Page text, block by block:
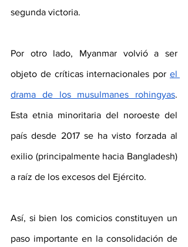
segunda victoria.
Por otro lado, Myanmar volvió a ser
objeto de críticas internacionales por el
drama de los musulmanes rohingyas.
Esta etnia minoritaria del noroeste del
país desde 2017 se ha visto forzada al
exilio (principalmente hacia Bangladesh)
a raíz de los excesos del Ejército.
Así, si bien los comicios constituyen un
paso importante en la consolidación de